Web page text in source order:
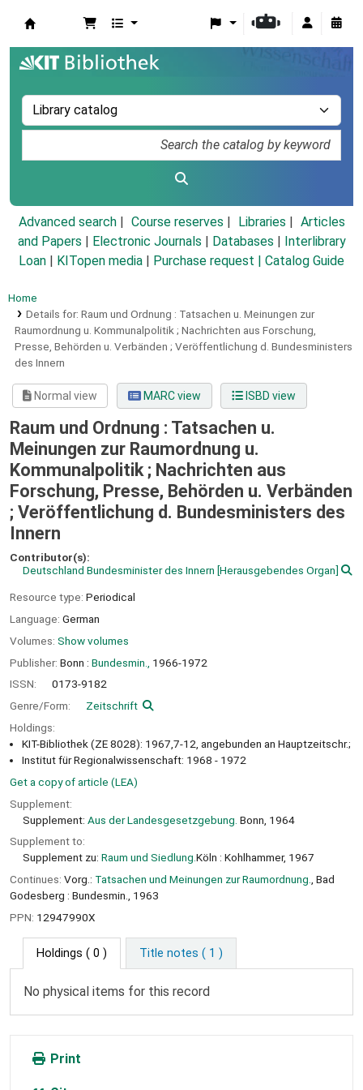
Advanced search Course reserves Libraries
Articles
and Papers
Electronic Journals Databases
Interlibrary
Loan
KITopen media Purchase request | Catalog Guide
Home
Details for: Raum und Ordnung : Tatsachen u. Meinungen zur
Raumordnung u. Kommunalpolitik ; Nachrichten aus Forschung,
Presse, Behörden u. Verbänden ; Veröffentlichung d. Bundesministers
des Innern
Normal view MARC view ISBD view
Raum und Ordnung : Tatsachen u.
Meinungen zur Raumordnung u.
Kommunalpolitik ; Nachrichten aus
Forschung, Presse, Behörden u. Verbänden
; Veröffentlichung d. Bundesministers des
Innern
Contributor(s):
Deutschland Bundesminister des Innern [Herausgebendes Organ]
Resource type: Periodical
Language: German
Volumes: Show volumes
Publisher: Bonn : Bundesmin.,
1966-1972
ISSN:
0173-9182
Genre/Form:
Zeitschrift
Holdings:
KIT-Bibliothek (ZE 8028): 1967,7-12, angebunden an Hauptzeitschr.;
Institut für Regionalwissenschaft: 1968 - 1972
Get a copy of article (LEA)
Supplement:
Supplement: Aus der Landesgesetzgebung. Bonn, 1964
Supplement to:
Supplement zu: Raum und Siedlung.Köln : Kohlhammer, 1967
Continues: Vorg.: Tatsachen und Meinungen zur Raumordnung.
, Bad
Godesberg : Bundesmin., 1963
PPN: 12947990X
Holdings ( 0 ) Title notes ( 1 )
No physical items for this record
Print